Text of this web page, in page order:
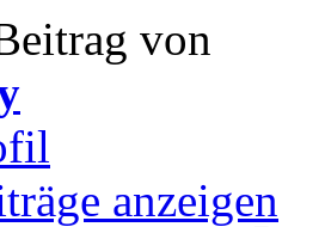
von
anzeigen